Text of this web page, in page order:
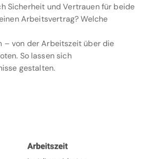
Sicherheit und Vertrauen für beide
Arbeitsvertrag? Welche
– von der Arbeitszeit über die
So lassen sich
gestalten.